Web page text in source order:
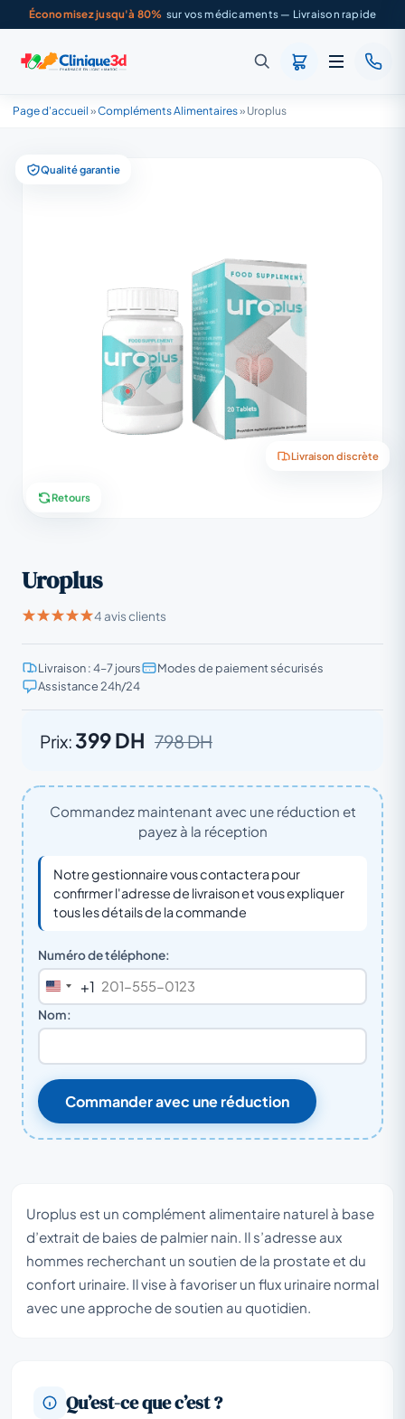
Économisez jusqu'à 80% sur vos médicaments — Livraison rapide
Page d'accueil »Compléments Alimentaires» Uroplus
Qualité garantie
Livraison discrète
Retours
Uroplus
4 avis clients
Livraison : 4–7 jours
Modes de paiement sécurisés
Assistance 24h/24
Prix:399 DH 798 DH
Commandez maintenant avec une réduction et
payez à la réception
Notre gestionnaire vous contactera pour
confirmer l'adresse de livraison et vous expliquer
tous les détails de la commande
Numéro de téléphone:
United
States
+1
Nom:
Commander avec une réduction
Uroplus est un complément alimentaire naturel à base
d’extrait de baies de palmier nain. Il s’adresse aux
hommes recherchant un soutien de la prostate et du
confort urinaire. Il vise à favoriser un flux urinaire normal
avec une approche de soutien au quotidien.
Qu’est-ce que c’est ?